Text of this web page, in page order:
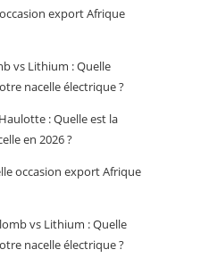
export Afrique
vs Lithium : Quelle
nacelle électrique ?
: Quelle est la
en 2026 ?
occasion export Afrique
vs Lithium : Quelle
nacelle électrique ?